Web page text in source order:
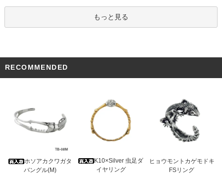
もっと見る
RECOMMENDED
ホソアカクワガタ
バングル(M)
K10×Silver 虫足ダ
イヤリング
ヒョウモントカゲモドキ
FSリング